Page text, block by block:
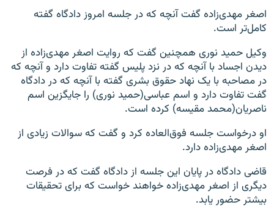
اصغر مهدی‌زاده گفت آنچه که در جلسه امروز دادگاه گفته
کامل‌تر است.
وکیل حمید نوری همچنین گفت که روایت اصغر مهدی‌زاده از
دیدن اجساد با آنچه که در نزد پلیس گفته تفاوت دارد و آنچه که
در مصاحبه با یک نهاد حقوق بشری گفته با آنچه که در دادگاه
گفت تفاوت دارد و اسم عباسی(حمید نوری) را جایگزین اسم
ناصریان(محمد مقیسه) کرده است.
او درخواست جلسه فوق‌العاده کرد و گفت که سوالات زیادی از
اصغر مهدی‌زاده دارد.
قاضی دادگاه در پایان این جلسه از دادگاه گفت که در فرصت
دیگری از اصغر مهدی‌زاده خواهند خواست که برای تحقیقات
بیشتر حضور یابد.